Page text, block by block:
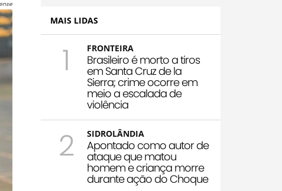
MAIS LIDAS
1 FRONTEIRA
Brasileiro é morto a tiros
em Santa Cruz de la
Sierra; crime ocorre em
meio a escalada de
violência
2 SIDROLÂNDIA
Apontado como autor de
ataque que matou
homem e criança morre
durante ação do Choque